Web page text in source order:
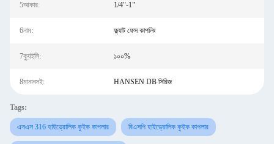
5আকার: 1/4"-1"
6নাম: ফ্ল্যাট ফেস কাপলিং
7ক্যুইসি: ১০০%
8মানানসই: HANSEN DB সিরিজ
Tags:
এসএস 316 হাইড্রোলিক কুইক কাপলার বিএসপি হাইড্রোলিক কুইক কাপলার